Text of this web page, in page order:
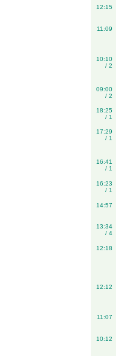
12:15
11:09
10:10
/ 2
09:00
/ 2
18:25
/ 1
17:29
/ 1
16:41
/ 1
16:23
/ 1
14:57
13:34
/ 4
12:18
12:12
11:07
10:12